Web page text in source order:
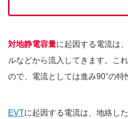
対地静電容量に起因する電流は
ルなどから流入してきます。こ
ので、電流としては進み90°の特
EVTに起因する電流は、地絡し